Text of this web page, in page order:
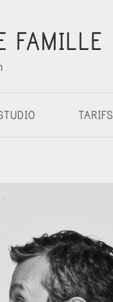
FAMILLE
TARIFS